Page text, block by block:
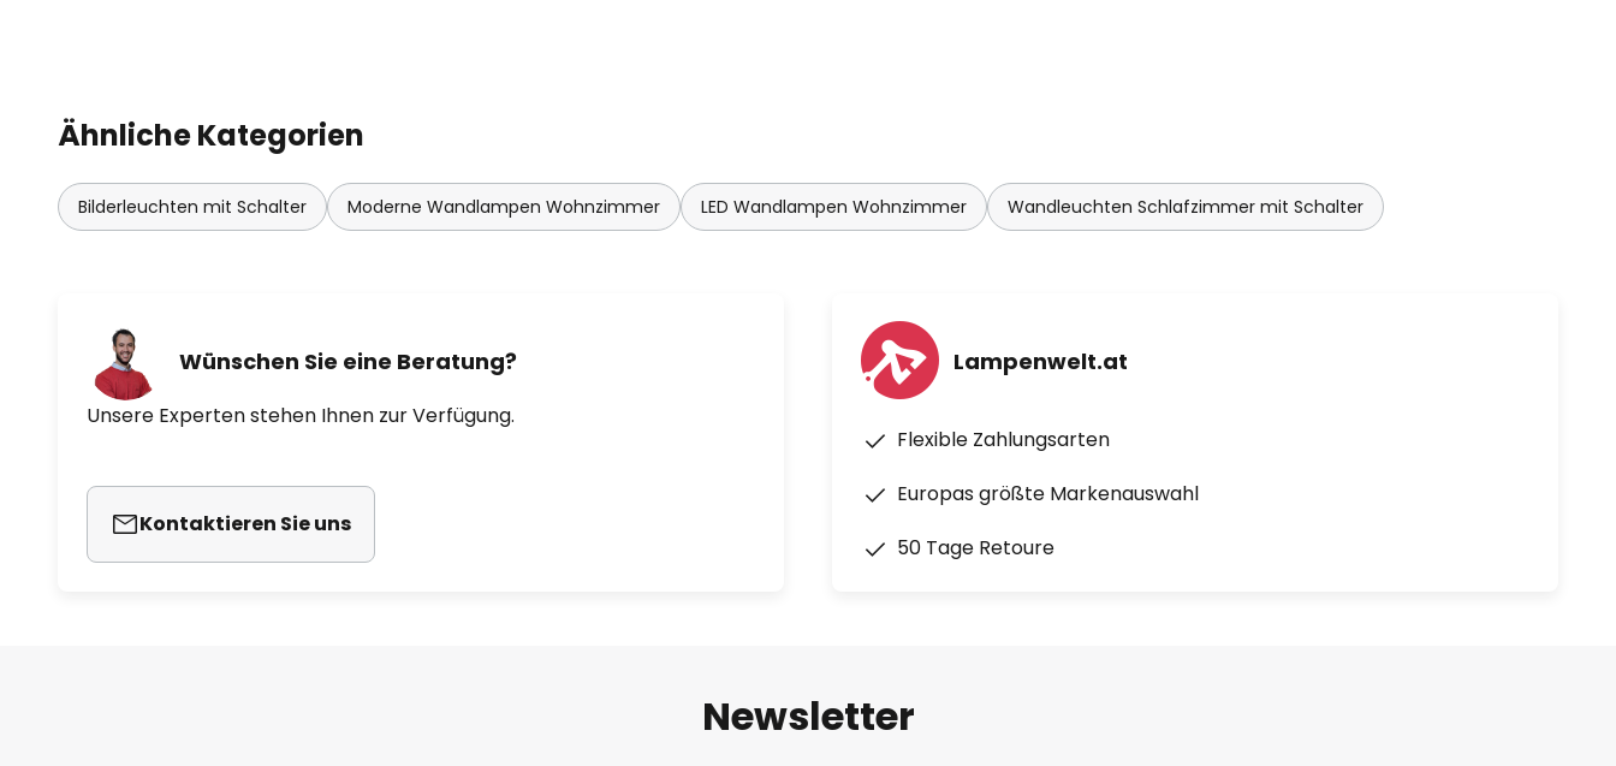
Ähnliche Kategorien
Bilderleuchten mit Schalter Moderne Wandlampen Wohnzimmer LED Wandlampen Wohnzimmer Wandleuchten Schlafzimmer mit Schalter
Wünschen Sie eine Beratung?
Unsere Experten stehen Ihnen zur Verfügung.
Kontaktieren Sie uns
Lampenwelt.at
Flexible Zahlungsarten
Europas größte Markenauswahl
50 Tage Retoure
Newsletter